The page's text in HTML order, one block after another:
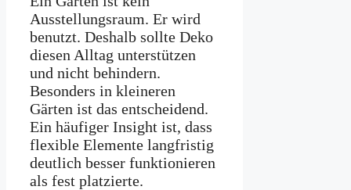
Ausstellungsraum. Er wird
benutzt. Deshalb sollte Deko
diesen Alltag unterstützen
und nicht behindern.
Besonders in kleineren
Gärten ist das entscheidend.
Ein häufiger Insight ist, dass
flexible Elemente langfristig
deutlich besser funktionieren
als fest platzierte.